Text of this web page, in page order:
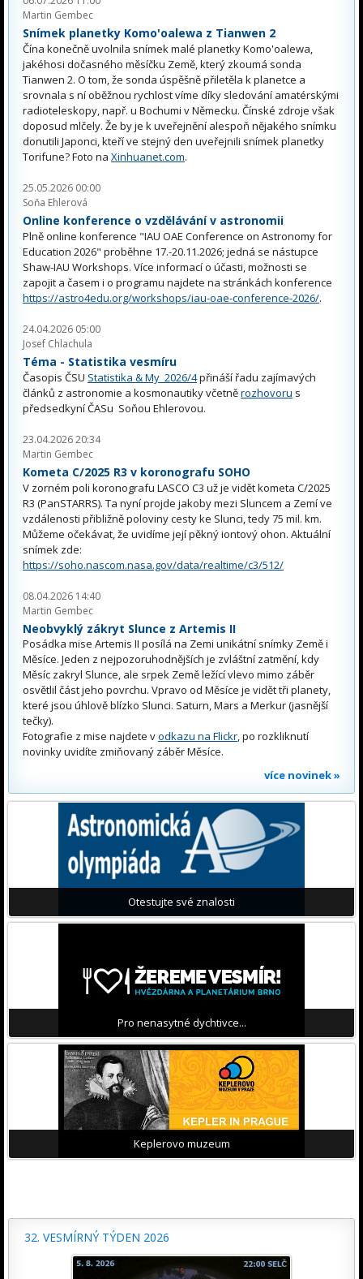
Martin Gembec
Snímek planetky Komo'oalewa z Tianwen 2
Čína konečně uvolnila snímek malé planetky Komo'oalewa,
jakéhosi dočasného měsíčku Země, který zkoumá sonda
Tianwen 2. O tom, že sonda úspěšně přiletěla k planetce a
srovnala s ní oběžnou rychlost víme díky sledování amatérskými
radioteleskopy, např. u Bochumi v Německu. Čínské zdroje však
doposud mlčely. Že by je k uveřejnění alespoň nějakého snímku
donutili Japonci, kteří ve stejný den uveřejnili snímek planetky
Torifune? Foto na Xinhuanet.com.
25.05.2026 00:00
Soňa Ehlerová
Online konference o vzdělávání v astronomii
Plně online konference "IAU OAE Conference on Astronomy for
Education 2026" proběhne 17.-20.11.2026; jedná se nástupce
Shaw-IAU Workshops. Více informací o účasti, možnosti se
zapojit a časem i o programu najdete na stránkách konference
https://astro4edu.org/workshops/iau-oae-conference-2026/.
24.04.2026 05:00
Josef Chlachula
Téma - Statistika vesmíru
Časopis ČSU Statistika & My 2026/4přináší řadu zajímavých
článků z astronomie a kosmonautiky včetněrozhovoru s
předsedkyní ČASu Soňou Ehlerovou.
23.04.2026 20:34
Martin Gembec
Kometa C/2025 R3 v koronografu SOHO
V zorném poli koronografu LASCO C3 už je vidět kometa C/2025
R3 (PanSTARRS). Ta nyní projde jakoby mezi Sluncem a Zemí ve
vzdálenosti přibližně poloviny cesty ke Slunci, tedy 75 mil. km.
Můžeme očekávat, že uvidíme její pěkný iontový ohon. Aktuální
snímek zde:
https://soho.nascom.nasa.gov/data/realtime/c3/512/
08.04.2026 14:40
Martin Gembec
Neobvyklý zákryt Slunce z Artemis II
Posádka mise Artemis II posílá na Zemi unikátní snímky Země i
Měsíce. Jeden z nejpozoruhodnějších je zvláštní zatmění, kdy
Měsíc zakryl Slunce, ale srpek Země ležící vlevo mimo záběr
osvětlil část jeho povrchu. Vpravo od Měsíce je vidět tři planety,
které jsou úhlově blízko Slunci. Saturn, Mars a Merkur (jasnější
tečky).
Fotografie z mise najdete vodkazu na Flickr, po rozkliknutí
novinky uvidíte zmiňovaný záběr Měsíce.
více novinek »
Otestujte své znalosti
Pro nenasytné dychtivce...
Keplerovo muzeum
32. VESMÍRNÝ TÝDEN 2026